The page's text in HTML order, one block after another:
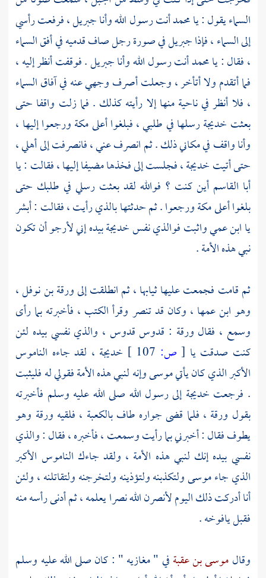
السماء يقول : يامحمدأنت رسول الله وأناجبريل ،فرفعت رأسي
إلى السماء ، فإذاجبريلفي صورة رجل صاف قدميه في أفق السماء
، فقال : يامحمدأنت رسول الله وأناجبريل. فوقفت أنظر إليه ،
فما أتقدم ولا أتأخر ، وجعلت أصرف وجهي عنه في آفاق السماء
، فلا أنظر في ناحية منها إلا رأيته كذلك . فما زلت واقفا حتى
بعثت خديجةرسلها في طلبي ، فبلغوا أعلىمكةورجعوا إليها ،
وأنا واقف في مكاني ذلك . ثم انصرف عني ، فانصرفت إلى أهلي ،
حتى أتيتخديجة ،فجلست إلى فخذها مضيفا إليها ، فقالت : يا
أبا القاسمأين كنت ؟ فوالله لقد بعثت رسلي في طلبك حتى
بلغوا أعلىمكةورجعوا . ثم حدثتها بالذي رأيت ، فقالت : أبشر
يا ابن عمي واثبت فوالذي نفسخديجةبيده إني لأرجو أن تكون
نبي هذه الأمة .
ثم قامت فجمعت عليها ثيابها ، ثم انطلقت إلىورقة بن نوفل ،
وهو ابن عمها ، وكان قد تنصر وقرأ الكتب ، فأخبرته بما رأى
وسمع ، فقال ورقة : قدوس قدوس ، والذي نفسي بيده لئن
كنت صدقت يا [ ص: خديجة ، لقد جاءه الناموس
الأكبر الذي كان يأتيموسىوإنه لنبي هذه الأمة فقولي له فليثبت
. فرجعت خديجةإلى رسول الله صلى الله عليه وسلم فأخبرته
بقول ورقة ، فلما قضى جواره طافبالكعبة ، فلقيه ورقة وهو
يطوف فقال : أخبرني بما رأيت وسمعت ، فأخبره ، فقال : والذي
نفسي بيده إنك لنبي هذه الأمة ، ولقد جاءك الناموس الأكبر
الذي جاءموسىولتكذبنه ولتؤذينه ولتخرجنه ولتقاتلنه ، ولئن
أنا أدركت ذلك اليوم لأنصرن الله نصرا يعلمه ، ثم أدنى رأسه منه
فقبل يافوخه .
وقالموسى بن عقبةفي " مغازيه " : كان صلى الله عليه وسلم